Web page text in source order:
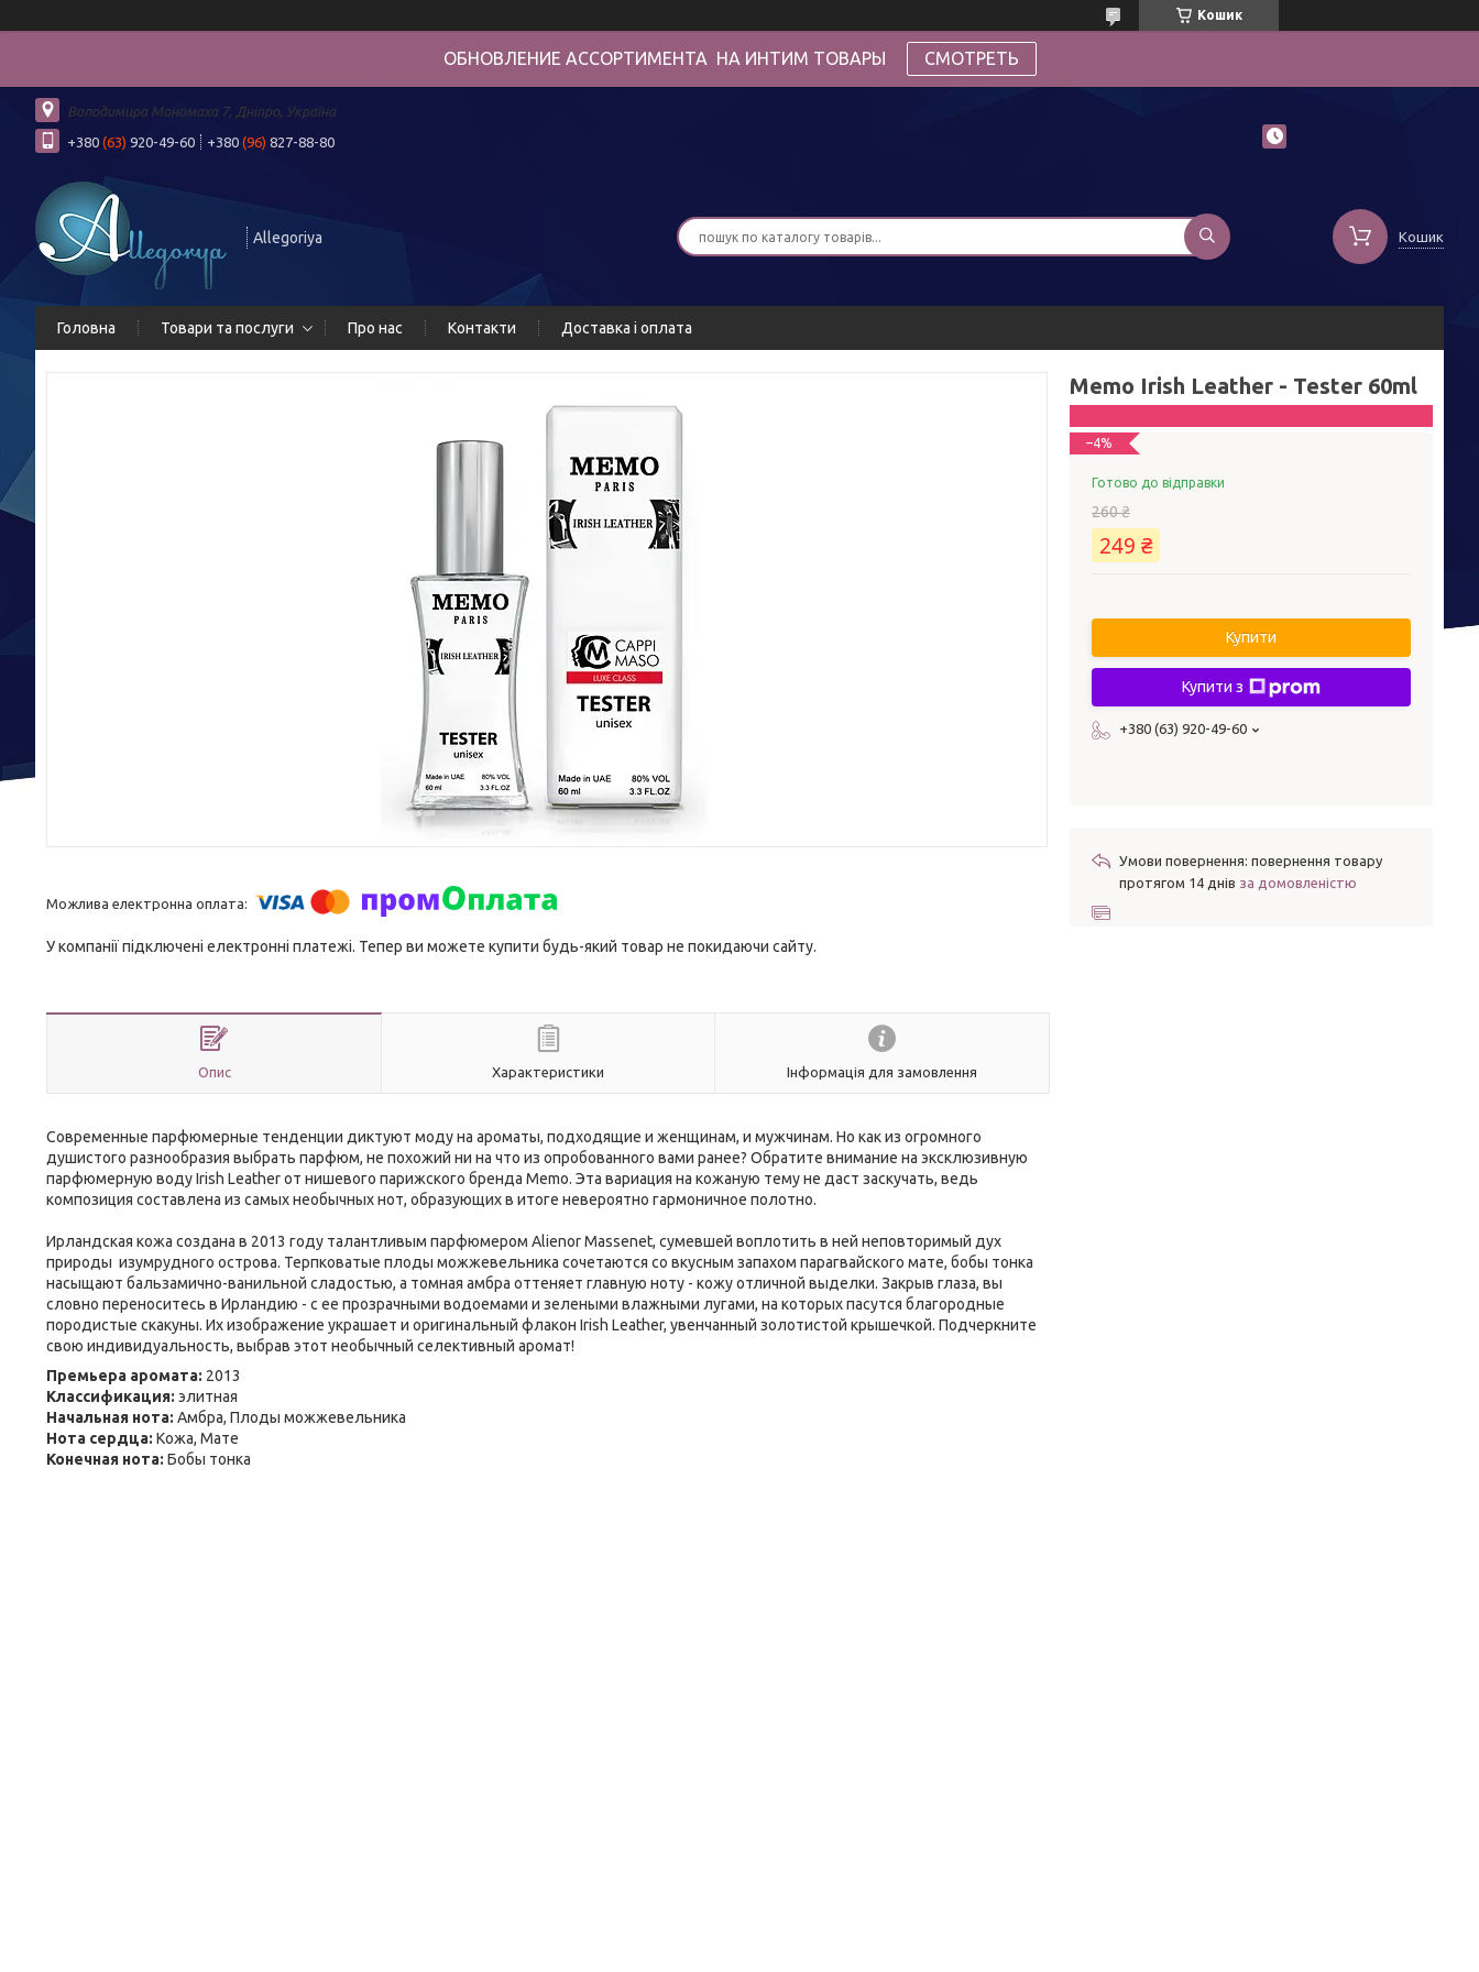
Кошик
ОБНОВЛЕНИЕ АССОРТИМЕНТА НА ИНТИМ ТОВАРЫ СМОТРЕТЬ
Володимира Мономаха 7, Дніпро, Україна
+380 (63) 920-49-60 +380 (96) 827-88-80
Allegoriya Кошик
Головна Товари та послуги Про нас Контакти Доставка і оплата
У компанії підключені електронні платежі. Тепер ви можете купити будь-який товар не покидаючи сайту.
Опис Характеристики Інформація для замовлення
Современные парфюмерные тенденции диктуют моду на ароматы, подходящие и женщинам, и мужчинам. Но как из огромного
душистого разнообразия выбрать парфюм, не похожий ни на что из опробованного вами ранее? Обратите внимание на эксклюзивную
парфюмерную воду Irish Leather от нишевого парижского бренда Memo. Эта вариация на кожаную тему не даст заскучать, ведь
композиция составлена из самых необычных нот, образующих в итоге невероятно гармоничное полотно.
Ирландская кожа создана в 2013 году талантливым парфюмером Alienor Massenet, сумевшей воплотить в ней неповторимый дух
природы изумрудного острова. Терпковатые плоды можжевельника сочетаются со вкусным запахом парагвайского мате, бобы тонка
насыщают бальзамично-ванильной сладостью, а томная амбра оттеняет главную ноту - кожу отличной выделки. Закрыв глаза, вы
словно переноситесь в Ирландию - с ее прозрачными водоемами и зелеными влажными лугами, на которых пасутся благородные
породистые скакуны. Их изображение украшает и оригинальный флакон Irish Leather, увенчанный золотистой крышечкой. Подчеркните
свою индивидуальность, выбрав этот необычный селективный аромат!
Премьера аромата: 2013
Классификация: элитная
Начальная нота: Амбра, Плоды можжевельника
Нота сердца: Кожа, Мате
Конечная нота: Бобы тонка
Memo Irish Leather - Tester 60ml
–4%
Готово до відправки
260 ₴
249 ₴
Купити
Купити з
+380 (63) 920-49-60
повернення товару
протягом 14 днів за домовленістю